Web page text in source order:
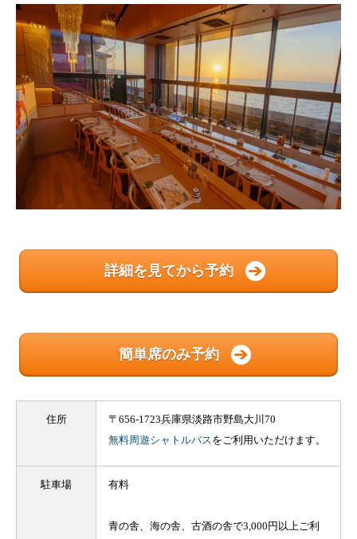
詳細を見てから予約
簡単席のみ予約
住所
〒656-1723兵庫県淡路市野島大川70
無料周遊シャトルバス をご利用いただけます。
駐車場 有料
青の舎、海の舎、古酒の舎で3,000円以上ご利